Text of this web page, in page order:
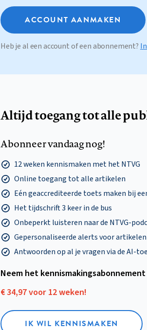
ACCOUNT AANMAKEN
Heb je al een account of een abonnement?
Altijd toegang tot alle
Abonneer vandaag nog!
12 weken kennismaken met het NTVG
Online toegang tot alle artikelen
Eén geaccrediteerde toets maken bij
Het tijdschrift 3 keer in de bus
Onbeperkt luisteren naar de NTVG-
Gepersonaliseerde alerts voor artikelen
Antwoorden op al je vragen via de AI-
Neem het kennismakings­abonnement
€ 34,97 voor 12 weken!
IK WIL KENNISMAKEN